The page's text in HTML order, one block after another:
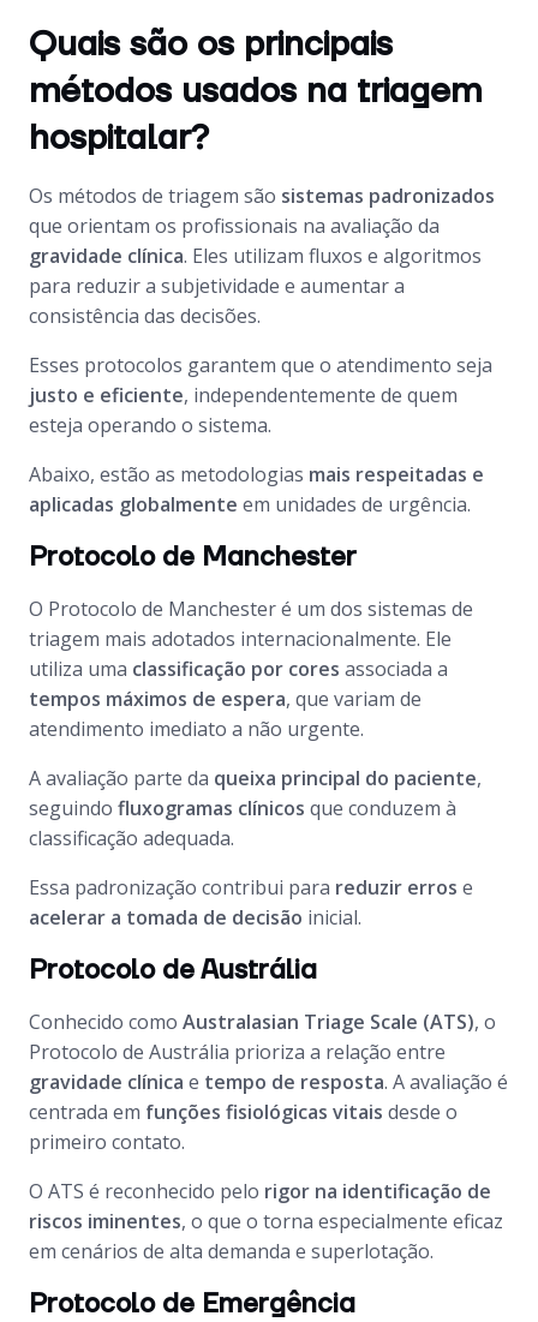
Quais são os principais
métodos usados na triagem
hospitalar?
Os métodos de triagem são sistemas padronizados
que orientam os profissionais na avaliação da
gravidade clínica. Eles utilizam fluxos e algoritmos
para reduzir a subjetividade e aumentar a
consistência das decisões.
Esses protocolos garantem que o atendimento seja
justo e eficiente, independentemente de quem
esteja operando o sistema.
Abaixo, estão as metodologias mais respeitadas e
aplicadas globalmente em unidades de urgência.
Protocolo de Manchester
O Protocolo de Manchester é um dos sistemas de
triagem mais adotados internacionalmente. Ele
utiliza uma classificação por cores associada a
tempos máximos de espera, que variam de
atendimento imediato a não urgente.
A avaliação parte da queixa principal do paciente,
seguindo fluxogramas clínicos que conduzem à
classificação adequada.
Essa padronização contribui para reduzir erros e
acelerar a tomada de decisão inicial.
Protocolo de Austrália
Conhecido como Australasian Triage Scale (ATS), o
Protocolo de Austrália prioriza a relação entre
gravidade clínica e tempo de resposta. A avaliação é
centrada em funções fisiológicas vitais desde o
primeiro contato.
O ATS é reconhecido pelo rigor na identificação de
riscos iminentes, o que o torna especialmente eficaz
em cenários de alta demanda e superlotação.
Protocolo de Emergência